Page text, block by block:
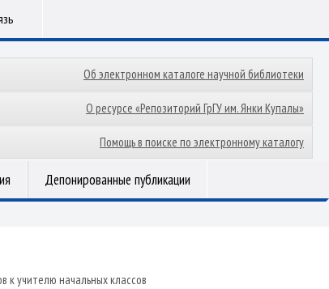
Об электронном каталоге научной библиотеки
О ресурсе «Репозиторий ГрГУ им. Янки Купалы»
Помощь в поиске по электронному каталогу
Депонированные публикации
учителю начальных классов